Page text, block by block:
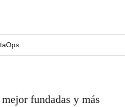
fundadas y más